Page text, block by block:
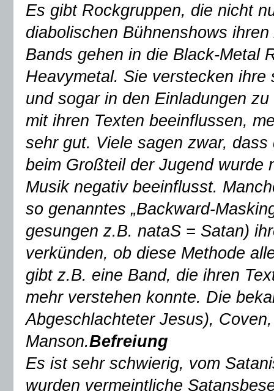
Es gibt Rockgruppen, die nicht
diabolischen Bühnenshows
Bands gehen in die Black-Metal
Heavymetal. Sie verstecken
und sogar in den Einladungen
mit ihren Texten beeinflussen,
sehr gut. Viele sagen zwar,
beim Großteil der Jugend wurde
Musik negativ beeinflusst.
so genanntes „Backward-
gesungen z.B. nataS = Satan)
verkünden, ob diese Methode
gibt z.B. eine Band, die ihren
mehr verstehen konnte. Die
Abgeschlachteter Jesus),
Manson.Befreiung
Es ist sehr schwierig, vom
wurden vermeintliche